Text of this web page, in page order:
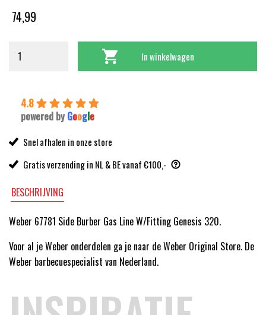
74,99
In winkelwagen
4.8
powered by Google
Snel afhalen in onze store
Gratis verzending in NL & BE vanaf €100,-
BESCHRIJVING
Weber 67781 Side Burber Gas Line W/Fitting Genesis 320.
Voor al je Weber onderdelen ga je naar de Weber Original Store. De
Weber barbecuespecialist van Nederland.